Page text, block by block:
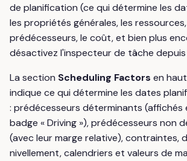
de planification (ce qui détermine les
les propriétés générales, les
prédécesseurs, le coût, et bien plus
désactivez l'inspecteur de tâche
La section Scheduling Factors en
indique ce qui détermine les dates
: prédécesseurs déterminants (affichés
badge « Driving »), prédécesseurs non
(avec leur marge relative), contraintes,
nivellement, calendriers et valeurs de